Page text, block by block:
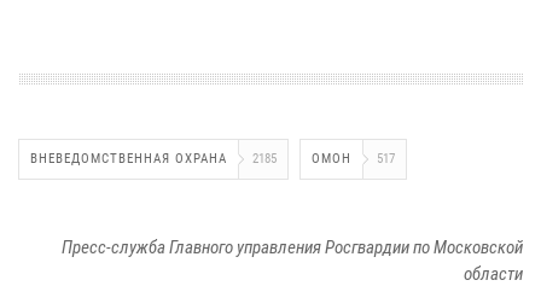
ВНЕВЕДОМСТВЕННАЯ ОХРАНА 2185 ОМОН 517
Пресс-служба Главного управления Росгвардии по Московской
области